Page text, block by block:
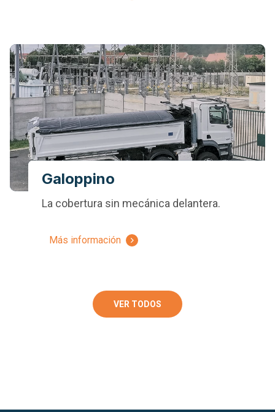
Galoppino
La cobertura sin mecánica delantera.
Más información
VER TODOS